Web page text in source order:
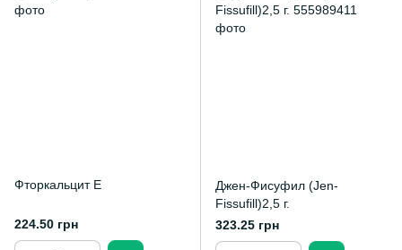
Фторкальцит Е
224.50 грн
Джен-Фисуфил (Jen-
Fissufill)2,5 г.
323.25 грн